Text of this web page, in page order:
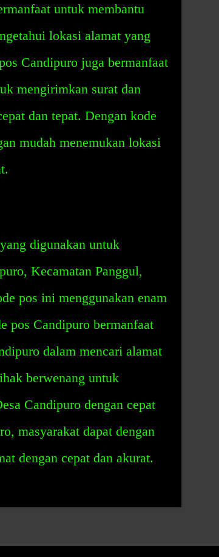
untuk membantu
lokasi alamat yang
Candipuro juga bermanfaat
mengirimkan surat dan
dan tepat. Dengan kode
mudah menemukan lokasi
digunakan untuk
Kecamatan Panggul,
pos ini menggunakan enam
pos Candipuro bermanfaat
dalam mencari alamat
berwenang untuk
Candipuro dengan cepat
masyarakat dapat dengan
dengan cepat dan akurat.